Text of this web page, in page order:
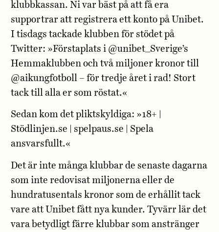
klubbkassan. Ni var bäst på att få era
supportrar att registrera ett konto på Unibet.
I tisdags tackade klubben för stödet på
Twitter: »Förstaplats i @unibet_Sverige’s
Hemmaklubben och två miljoner kronor till
@aikungfotboll – för tredje året i rad! Stort
tack till alla er som röstat.«
Sedan kom det pliktskyldiga: »18+ |
Stödlinjen.se | spelpaus.se | Spela
ansvarsfullt.«
Det är inte många klubbar de senaste dagarna
som inte redovisat miljonerna eller de
hundratusentals kronor som de erhållit tack
vare att Unibet fått nya kunder. Tyvärr lär det
vara betydligt färre klubbar som anstränger